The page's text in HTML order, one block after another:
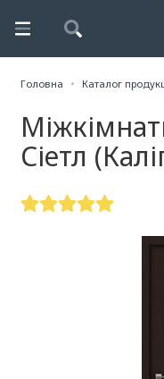
Головна Каталог
Сіетл